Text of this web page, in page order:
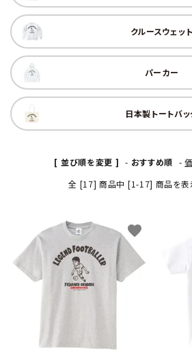
クルースウェット
パーカー
日本製トートバ
[ 並び順を変更 ] - おすすめ順 -
全 [17] 商品中 [1-17] 商品を表
favorite